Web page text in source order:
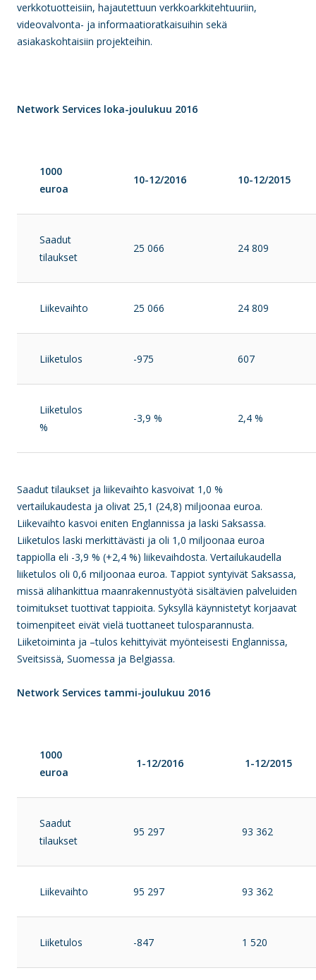
verkkotuotteisiin, hajautettuun verkkoarkkitehtuuriin,
videovalvonta- ja informaatioratkaisuihin sekä
asiakaskohtaisiin projekteihin.
Network Services loka-joulukuu 2016
1000
euroa
10-12/2016 10-12/2015
Saadut
tilaukset
25 066 24 809
Liikevaihto 25 066 24 809
Liiketulos -975 607
Liiketulos
%
-3,9 % 2,4 %
Saadut tilaukset ja liikevaihto kasvoivat 1,0 %
vertailukaudesta ja olivat 25,1 (24,8) miljoonaa euroa.
Liikevaihto kasvoi eniten Englannissa ja laski Saksassa.
Liiketulos laski merkittävästi ja oli 1,0 miljoonaa euroa
tappiolla eli -3,9 % (+2,4 %) liikevaihdosta. Vertailukaudella
liiketulos oli 0,6 miljoonaa euroa. Tappiot syntyivät Saksassa,
missä alihankittua maanrakennustyötä sisältävien palveluiden
toimitukset tuottivat tappioita. Syksyllä käynnistetyt korjaavat
toimenpiteet eivät vielä tuottaneet tulosparannusta.
Liiketoiminta ja –tulos kehittyivät myönteisesti Englannissa,
Sveitsissä, Suomessa ja Belgiassa.
Network Services tammi-joulukuu 2016
1000
euroa
1-12/2016 1-12/2015
Saadut
tilaukset
95 297 93 362
Liikevaihto 95 297 93 362
Liiketulos -847 1 520